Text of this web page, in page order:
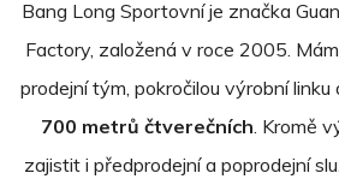
Bang Long Sportovní je značka
Factory, založená v roce 2005.
prodejní tým, pokročilou výrobní linku
700 metrů čtverečních . Kromě
zajistit i předprodejní a poprodejní